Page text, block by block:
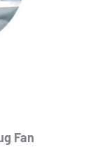
Fan